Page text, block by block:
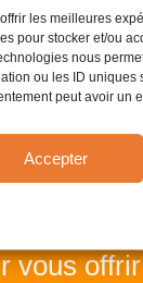
les meilleures
pour stocker et/ou
nous
ou les ID uniques
peut avoir un
Accepter
aux
pas ces
vous